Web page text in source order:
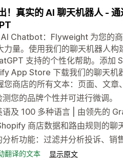
！真实的 AI 聊天机器人 -
Chatbot：Flyweight 为您的
力量。使用我们的聊天机器人
支持的个性化帮助。添加
App Store 下载我们的聊天机
您商店的所有文本：页面、文章
测您的品牌个性并可进行微调。
语及 100 多种语言 | 由领先的
商店数据和路由规则的聊
析功能：过滤并分析投诉、销
翻译的文本 显示原文